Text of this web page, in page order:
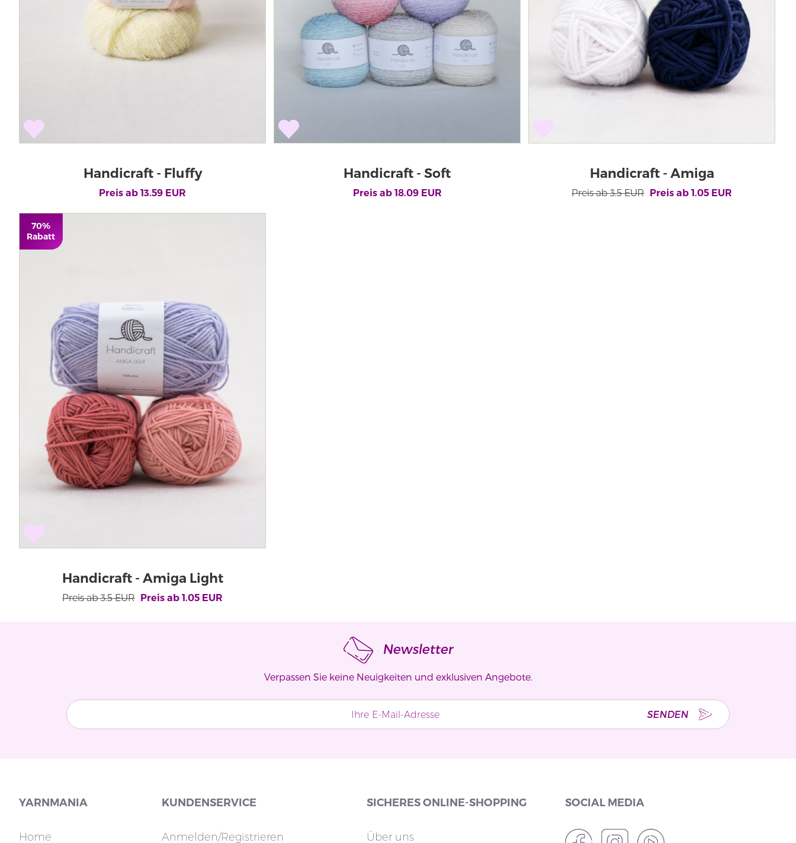
Handicraft - Fluffy
Preis ab 13.59 EUR
Handicraft - Soft
Preis ab 18.09EUR
Handicraft - Amiga
Preis ab 3.5EUR Preis ab 1.05 EUR
70%
Rabatt
Handicraft - Amiga Light
Preis ab 3.5EUR Preis ab 1.05 EUR
Newsletter
Verpassen Sie keine Neuigkeiten und exklusiven Angebote.
SENDEN
YARNMANIA
Home
KUNDENSERVICE
Anmelden/Registrieren
SICHERES ONLINE-SHOPPING
Über uns
SOCIAL MEDIA